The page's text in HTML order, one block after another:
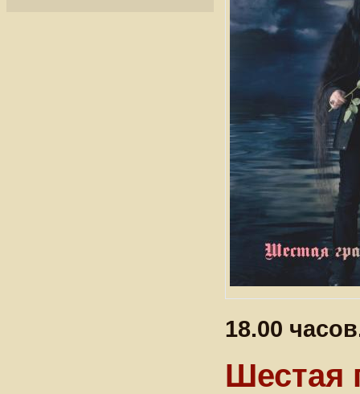
18.00
Шестая